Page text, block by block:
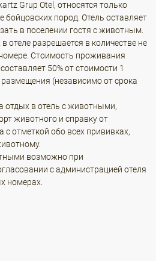
Grup Otel, относятся только
бойцовских пород. Отель оставляет
в поселении гостя с животным.
отеле разрешается в количестве не
Стоимость проживания
50% от стоимости 1
(независимо от срока
отдых в отель с животными,
животного и справку от
с отметкой обо всех прививках,
возможно при
с администрацией отеля
номерах.